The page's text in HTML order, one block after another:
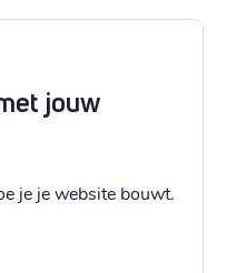
jouw
je je website bouwt.